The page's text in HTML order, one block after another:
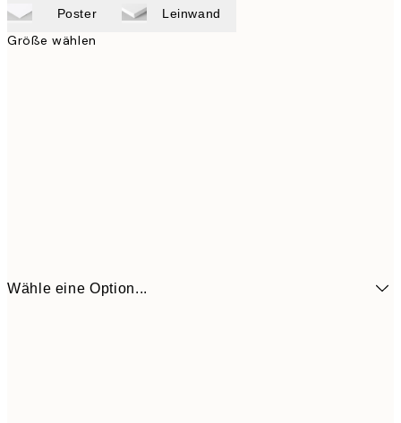
Poster Leinwand
Größe wählen
Wähle eine Option...